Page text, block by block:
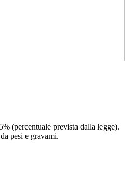
(percentuale prevista dalla legge).
pesi e gravami.